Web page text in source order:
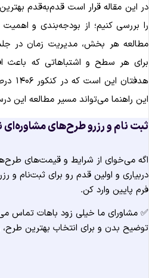
این مقاله قرار است قدم‌به‌قدم بهترین
بررسی کنیم؛ از بودجه‌بندی و
هر بخش، مدیریت زمان در
هر سطح و اشتباهاتی که باعث
هدفتان
راهنما می‌تواند مسیر مطالعه این
نام و رزرو طرح‌های مشاوره‌ای
می‌خوای از شرایط و قیمت‌های
و اولین قدم رو برای ثبت‌نام و
پایین وارد کن.
مشاورای ما خیلی زود باهات تماس
بدن و برای انتخاب بهترین طرح،